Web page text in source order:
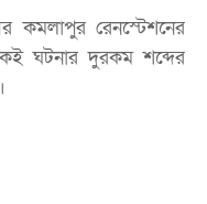
কমলাপুর রেনস্টেশনের
ঘটনার দুরকম শব্দের